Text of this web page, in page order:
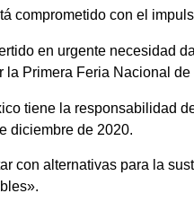
comprometido con el
en urgente necesidad
la Primera Feria Nacional
tiene la responsabilidad
diciembre de 2020.
con alternativas para la